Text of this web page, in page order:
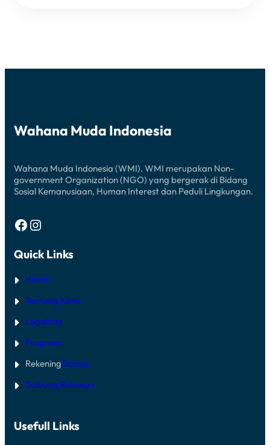
COVID-
Wahana Muda Indonesia
Wahana Muda Indonesia (WMI). WMI merupakan Non-
government Organization (NGO) yang bergerak di Bidang
Sosial Kemanusiaan, Human Interest dan Peduli Lingkungan.
Facebook Instagram
Quick Links
Home
Tentang Kami
Legalitas
Program
RekeningDonasi
Gabung Relawan
Usefull Links